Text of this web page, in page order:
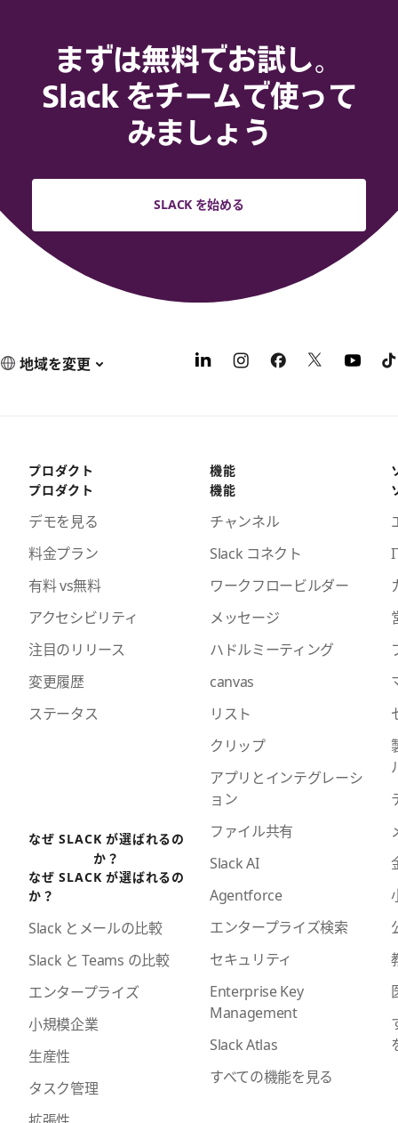
まずは無料でお試し。
Slack をチームで使って
みましょう
SLACK を始める
地域を変更
プロダクト
プロダクト
デモを見る
料金プラン
有料 vs無料
アクセシビリティ
注目のリリース
変更履歴
ステータス
なぜ SLACK が選ばれるの
か？
なぜ SLACK が選ばれるの
か？
Slack とメールの比較
Slack と Teams の比較
エンタープライズ
小規模企業
生産性
タスク管理
機能
機能
チャンネル
Slack コネクト
ワークフロービルダー
メッセージ
ハドルミーティング
canvas
リスト
クリップ
アプリとインテグレーシ
ョン
ファイル共有
Slack AI
Agentforce
エンタープライズ検索
セキュリティ
Enterprise Key
Management
Slack Atlas
すべての機能を見る